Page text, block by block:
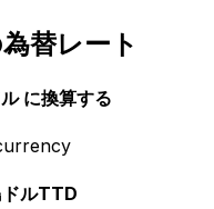
替レート
に換算する
ルTTD